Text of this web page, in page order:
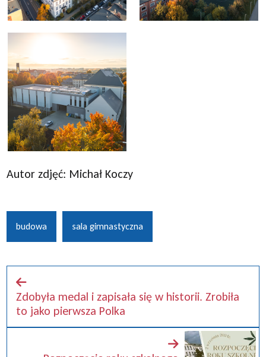
Autor zdjęć: Michał Koczy
budowa sala gimnastyczna
Zdobyła medal i zapisała się w historii. Zrobiła
to jako pierwsza Polka